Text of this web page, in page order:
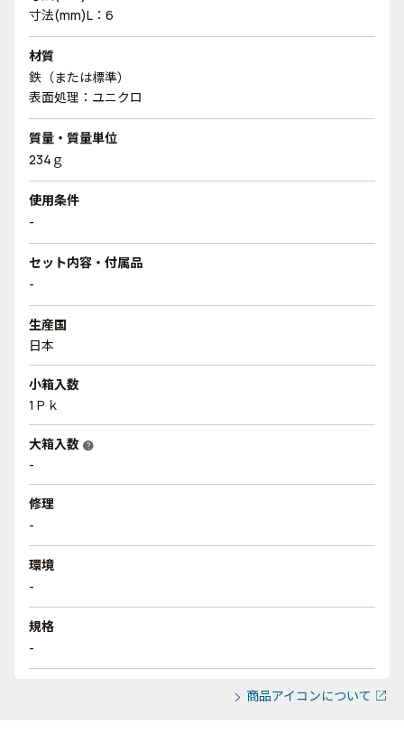
寸法(mm)L：6
材質
鉄（または標準）
表面処理：ユニクロ
質量・質量単位
234ｇ
使用条件
-
セット内容・付属品
-
生産国
日本
小箱入数
1Ｐｋ
大箱入数 help
-
修理
-
環境
-
規格
-
商品アイコンについて